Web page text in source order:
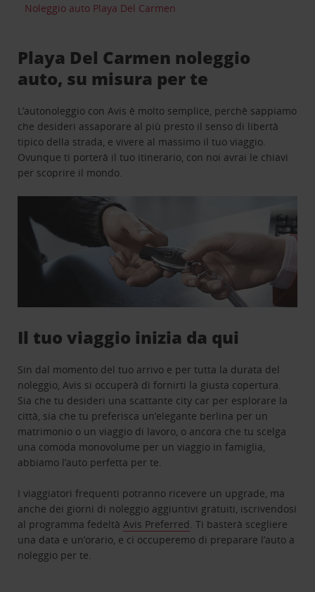
Noleggio auto Playa Del Carmen
Playa Del Carmen noleggio
auto, su misura per te
L’autonoleggio con Avis è molto semplice, perchè sappiamo
che desideri assaporare al più presto il senso di libertà
tipico della strada, e vivere al massimo il tuo viaggio.
Ovunque ti porterà il tuo itinerario, con noi avrai le chiavi
per scoprire il mondo.
Il tuo viaggio inizia da qui
Sin dal momento del tuo arrivo e per tutta la durata del
noleggio, Avis si occuperà di fornirti la giusta copertura.
Sia che tu desideri una scattante city car per esplorare la
città, sia che tu preferisca un’elegante berlina per un
matrimonio o un viaggio di lavoro, o ancora che tu scelga
una comoda monovolume per un viaggio in famiglia,
abbiamo l’auto perfetta per te.
I viaggiatori frequenti potranno ricevere un upgrade, ma
anche dei giorni di noleggio aggiuntivi gratuiti, iscrivendosi
al programma fedeltàAvis Preferred. Ti basterà scegliere
una data e un’orario, e ci occuperemo di preparare l’auto a
noleggio per te.